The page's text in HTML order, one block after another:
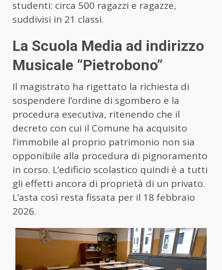
studenti: circa 500 ragazzi e ragazze,
suddivisi in 21 classi.
La Scuola Media ad indirizzo
Musicale “Pietrobono”
Il magistrato ha rigettato la richiesta di
sospendere l’ordine di sgombero e la
procedura esecutiva, ritenendo che il
decreto con cui il Comune ha acquisito
l’immobile al proprio patrimonio non sia
opponibile alla procedura di pignoramento
in corso. L’edificio scolastico quindi è a tutti
gli effetti ancora di proprietà di un privato.
L’asta così resta fissata per il 18 febbraio
2026.